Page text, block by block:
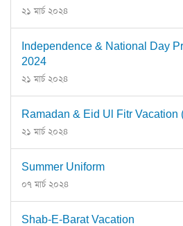
২১ মার্চ ২০২৪
Independence & National Day
2024
২১ মার্চ ২০২৪
Ramadan & Eid Ul Fitr Vacation
২১ মার্চ ২০২৪
Summer Uniform
০৭ মার্চ ২০২৪
Shab-E-Barat Vacation